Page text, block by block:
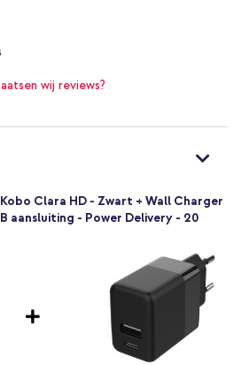
KCHD51510701
Geen
Volledige bescherming
wij reviews?
Clara HD - Zwart + Wall Charger
aansluiting - Power Delivery - 20